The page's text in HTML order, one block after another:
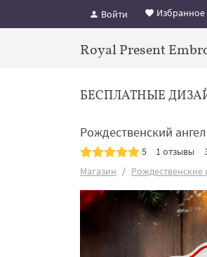
Войти Избранное
Royal Present
БЕСПЛАТНЫЕ
Рождественский
5 1 отзывы
Магазин